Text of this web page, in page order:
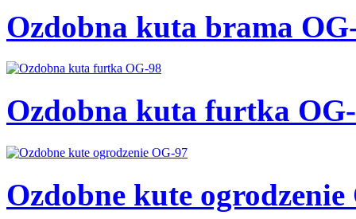
Ozdobna kuta brama
Ozdobna kuta furtka
Ozdobne kute ogrodzenie